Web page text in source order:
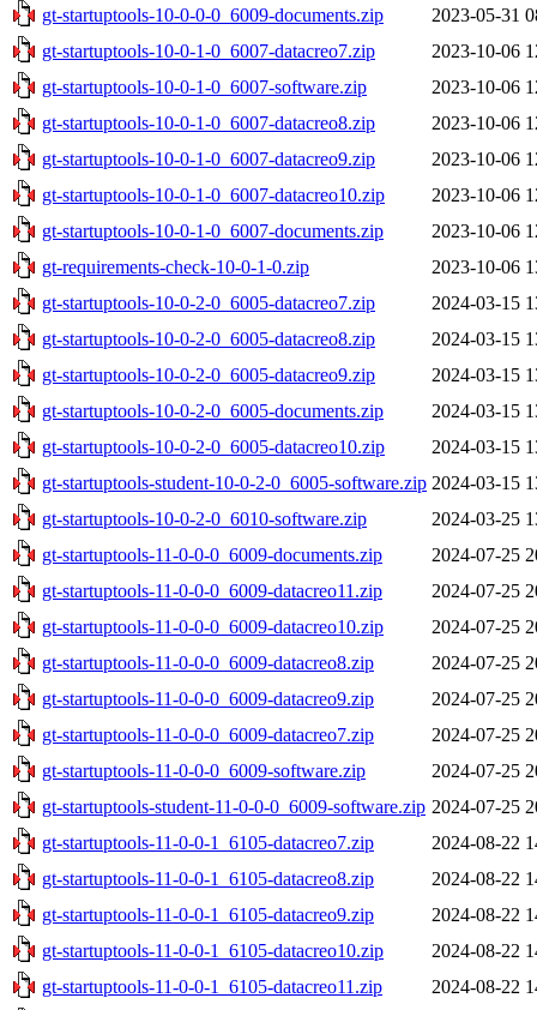
gt-startuptools-10-0-0-0_6009-documents.zip
2023-05-31
gt-startuptools-10-0-1-0_6007-datacreo7.zip
2023-10-06
gt-startuptools-10-0-1-0_6007-software.zip
2023-10-06
gt-startuptools-10-0-1-0_6007-datacreo8.zip
2023-10-06
gt-startuptools-10-0-1-0_6007-datacreo9.zip
2023-10-06
gt-startuptools-10-0-1-0_6007-datacreo10.zip
2023-10-06
gt-startuptools-10-0-1-0_6007-documents.zip
2023-10-06
gt-requirements-check-10-0-1-0.zip
2023-10-06
gt-startuptools-10-0-2-0_6005-datacreo7.zip
2024-03-15
gt-startuptools-10-0-2-0_6005-datacreo8.zip
2024-03-15
gt-startuptools-10-0-2-0_6005-datacreo9.zip
2024-03-15
gt-startuptools-10-0-2-0_6005-documents.zip
2024-03-15
gt-startuptools-10-0-2-0_6005-datacreo10.zip
2024-03-15
gt-startuptools-student-10-0-2-0_6005-software.zip 2024-03-15
gt-startuptools-10-0-2-0_6010-software.zip
2024-03-25
gt-startuptools-11-0-0-0_6009-documents.zip
2024-07-25
gt-startuptools-11-0-0-0_6009-datacreo11.zip
2024-07-25
gt-startuptools-11-0-0-0_6009-datacreo10.zip
2024-07-25
gt-startuptools-11-0-0-0_6009-datacreo8.zip
2024-07-25
gt-startuptools-11-0-0-0_6009-datacreo9.zip
2024-07-25
gt-startuptools-11-0-0-0_6009-datacreo7.zip
2024-07-25
gt-startuptools-11-0-0-0_6009-software.zip
2024-07-25
gt-startuptools-student-11-0-0-0_6009-software.zip 2024-07-25
gt-startuptools-11-0-0-1_6105-datacreo7.zip
2024-08-22
gt-startuptools-11-0-0-1_6105-datacreo8.zip
2024-08-22
gt-startuptools-11-0-0-1_6105-datacreo9.zip
2024-08-22
gt-startuptools-11-0-0-1_6105-datacreo10.zip
2024-08-22
gt-startuptools-11-0-0-1_6105-datacreo11.zip
2024-08-22